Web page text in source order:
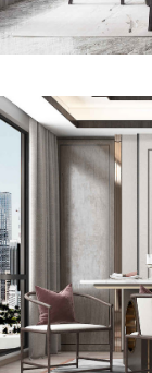
Space
Fronter
Figure
About
Parnter